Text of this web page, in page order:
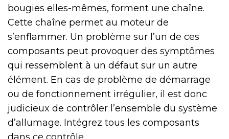
bougies elles-mêmes, forment une chaîne.
Cette chaîne permet au moteur de
s’enflammer. Un problème sur l’un de ces
composants peut provoquer des symptômes
qui ressemblent à un défaut sur un autre
élément. En cas de problème de démarrage
ou de fonctionnement irrégulier, il est donc
judicieux de contrôler l’ensemble du système
d’allumage. Intégrez tous les composants